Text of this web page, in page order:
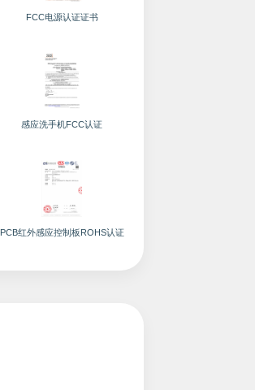
FCC电源认证证书
感应洗手机FCC认证
PCB红外感应控制板ROHS认证